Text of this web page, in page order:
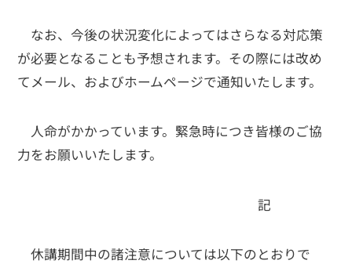
なお、今後の状況変化によってはさらなる対応策
が必要となることも予想されます。その際には改め
てメール、およびホームページで通知いたします。
人命がかかっています。緊急時につき皆様のご協
力をお願いいたします。
記
休講期間中の諸注意については以下のとおりで